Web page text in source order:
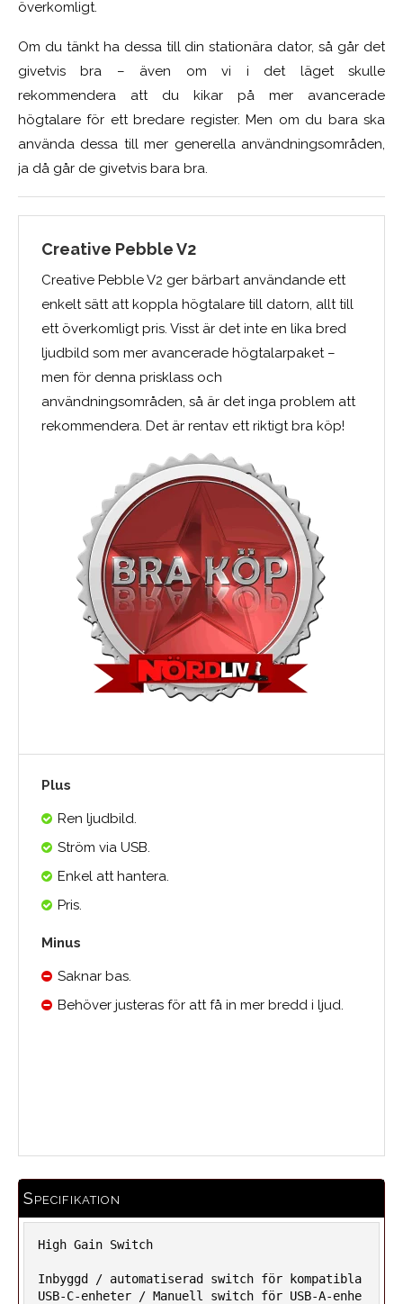
överkomligt.
Om du tänkt ha dessa till din stationära dator, så går det
givetvis bra – även om vi i det läget skulle
rekommendera att du kikar på mer avancerade
högtalare för ett bredare register. Men om du bara ska
använda dessa till mer generella användningsområden,
ja då går de givetvis bara bra.
Creative Pebble V2
Creative Pebble V2 ger bärbart användande ett
enkelt sätt att koppla högtalare till datorn, allt till
ett överkomligt pris. Visst är det inte en lika bred
ljudbild som mer avancerade högtalarpaket –
men för denna prisklass och
användningsområden, så är det inga problem att
rekommendera. Det är rentav ett riktigt bra köp!
Plus
Ren ljudbild.
Ström via USB.
Enkel att hantera.
Pris.
Minus
Saknar bas.
Behöver justeras för att få in mer bredd i ljud.
Specifikation
High Gain Switch
Inbyggd / automatiserad switch för kompatibla
USB-C-enheter / Manuell switch för USB-A-enhe